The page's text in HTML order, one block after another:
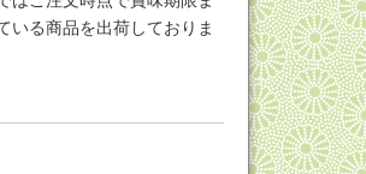
いる商品を出荷しておりま